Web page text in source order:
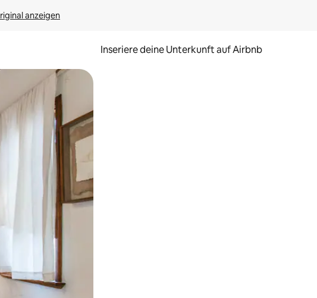
anzeigen
Inseriere deine Unterkunft auf Airbnb
durch Berühren oder Wischgesten.